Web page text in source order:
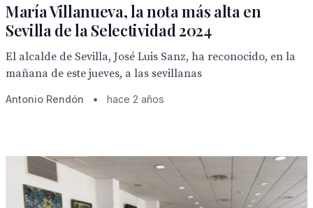
María Villanueva, la nota más alta en
Sevilla de la Selectividad 2024
El alcalde de Sevilla, José Luis Sanz, ha reconocido, en la
mañana de este jueves, a las sevillanas
Antonio Rendón • hace 2 años